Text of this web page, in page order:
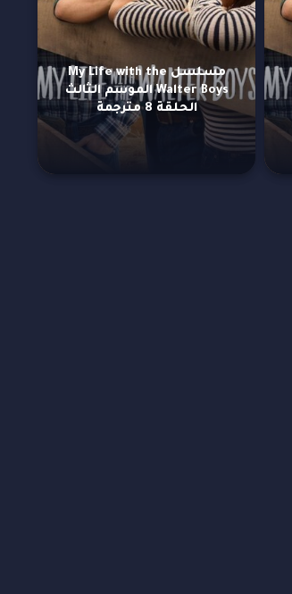
مسلسل My Life with the
Walter Boys الموسم الثالث
الحلقة 8 مترجمة